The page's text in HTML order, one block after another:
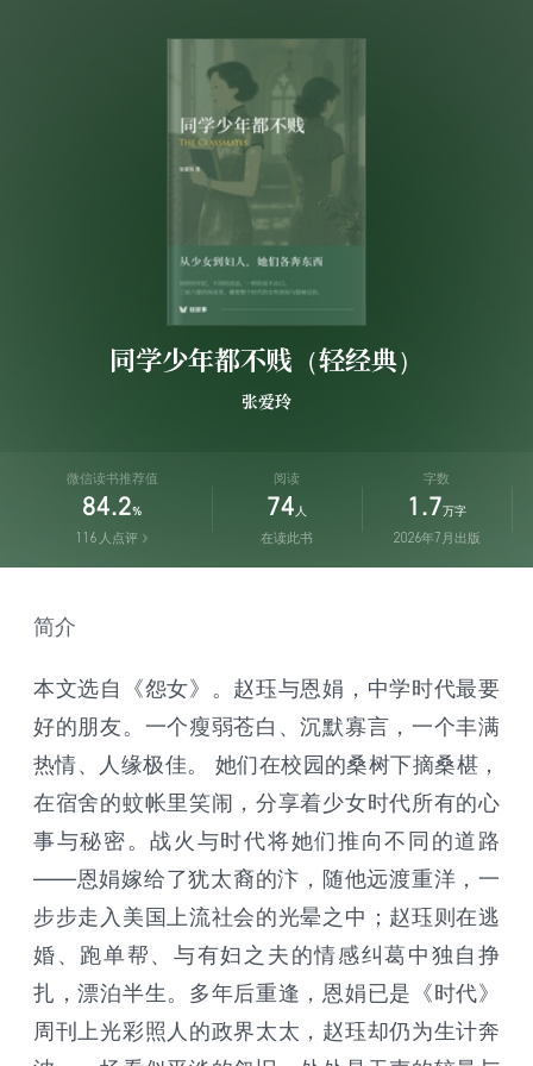
同学少年都不贱（轻经典）
张爱玲
微信读书推荐值
84.2%
116 人点评
阅读
74 人
在读此书
字数
1.7 万字
2026年7月出版
简介
本文选自《怨女》。赵珏与恩娟，中学时代最要
好的朋友。一个瘦弱苍白、沉默寡言，一个丰满
热情、人缘极佳。 她们在校园的桑树下摘桑椹，
在宿舍的蚊帐里笑闹，分享着少女时代所有的心
事与秘密。战火与时代将她们推向不同的道路
——恩娟嫁给了犹太裔的汴，随他远渡重洋，一
步步走入美国上流社会的光晕之中；赵珏则在逃
婚、跑单帮、与有妇之夫的情感纠葛中独自挣
扎，漂泊半生。多年后重逢，恩娟已是《时代》
周刊上光彩照人的政界太太，赵珏却仍为生计奔